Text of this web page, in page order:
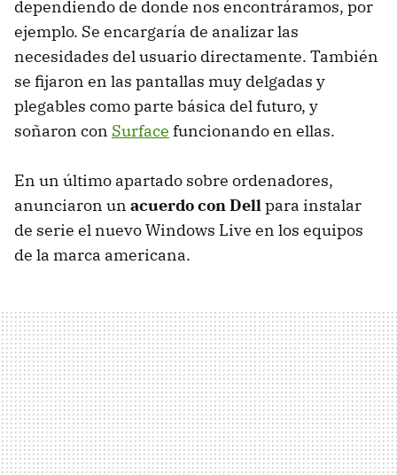
dependiendo de donde nos encontráramos, por
ejemplo. Se encargaría de analizar las
necesidades del usuario directamente. También
se fijaron en las pantallas muy delgadas y
plegables como parte básica del futuro, y
soñaron con Surface funcionando en ellas.
En un último apartado sobre ordenadores,
anunciaron un acuerdo con Dellpara instalar
de serie el nuevo Windows Live en los equipos
de la marca americana.